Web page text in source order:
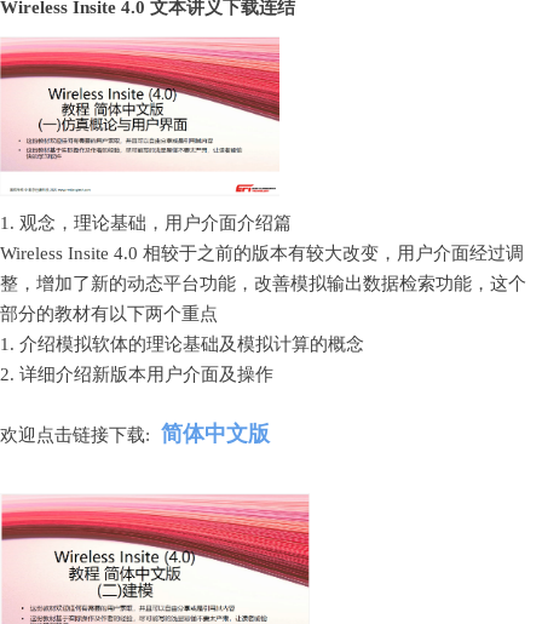
Wireless Insite 4.0 文本讲义下载连结
1. 观念，理论基础，用户介面介绍篇
Wireless Insite 4.0 相较于之前的版本有较大改变，用户介面经过调
整，增加了新的动态平台功能，改善模拟输出数据检索功能，这个
部分的教材有以下两个重点
1. 介绍模拟软体的理论基础及模拟计算的概念
2. 详细介绍新版本用户介面及操作
欢迎点击链接下载: 简体中文版